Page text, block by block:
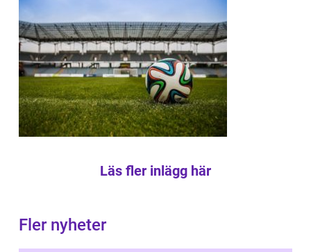
Läs fler inlägg här
Fler nyheter